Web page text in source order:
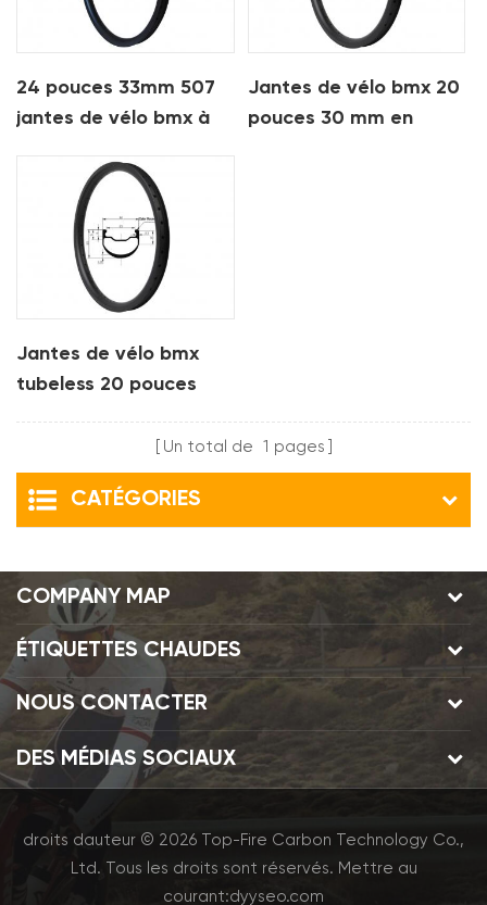
24 pouces 33mm 507
jantes de vélo bmx à
Jantes de vélo bmx 20
pouces 30 mm en
Jantes de vélo bmx
tubeless 20 pouces
Un total de 1 pages
CATÉGORIES
COMPANY MAP
ÉTIQUETTES CHAUDES
NOUS CONTACTER
DES MÉDIAS SOCIAUX
droits dauteur © 2026 Top-Fire Carbon Technology Co.,
Ltd. Tous les droits sont réservés. Mettre au
courant:dyyseo.com